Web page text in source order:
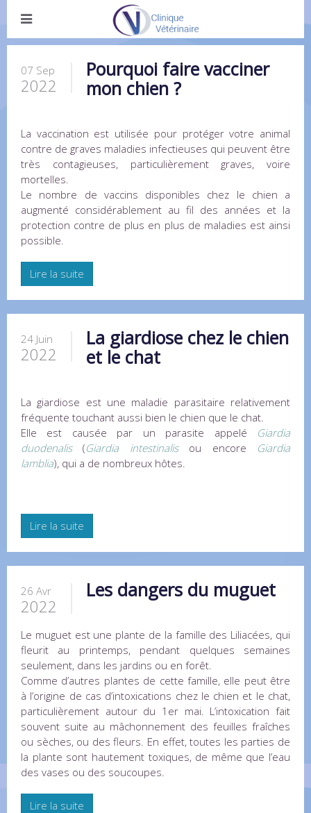
07 Sep
2022
Pourquoi faire vacciner
mon chien ?
La vaccination est utilisée pour protéger votre animal
contre de graves maladies infectieuses qui peuvent être
très contagieuses, particulièrement graves, voire
mortelles.
Le nombre de vaccins disponibles chez le chien a
augmenté considérablement au fil des années et la
protection contre de plus en plus de maladies est ainsi
possible.
Lire la suite
24 Juin
2022
La giardiose chez le chien
et le chat
La giardiose est une maladie parasitaire relativement
fréquente touchant aussi bien le chien que le chat.
Elle est causée par un parasite appelé Giardia
duodenalis(Giardia intestinalisou encore Giardia
lamblia), qui a de nombreux hôtes.
Lire la suite
26 Avr
2022
Les dangers du muguet
Le muguet est une plante de la famille des Liliacées, qui
fleurit au printemps, pendant quelques semaines
seulement, dans les jardins ou en forêt.
Comme d’autres plantes de cette famille, elle peut être
à l’origine de cas d’intoxications chez le chien et le chat,
particulièrement autour du 1er mai. L’intoxication fait
souvent suite au mâchonnement des feuilles fraîches
ou sèches, ou des fleurs. En effet, toutes les parties de
la plante sont hautement toxiques, de même que l’eau
des vases ou des soucoupes.
Lire la suite